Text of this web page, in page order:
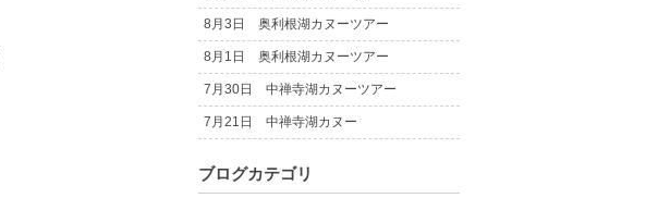
8月3日 奥利根湖カヌーツアー
8月1日 奥利根湖カヌーツアー
7月30日 中禅寺湖カヌーツアー
7月21日 中禅寺湖カヌー
ブログカテゴリ